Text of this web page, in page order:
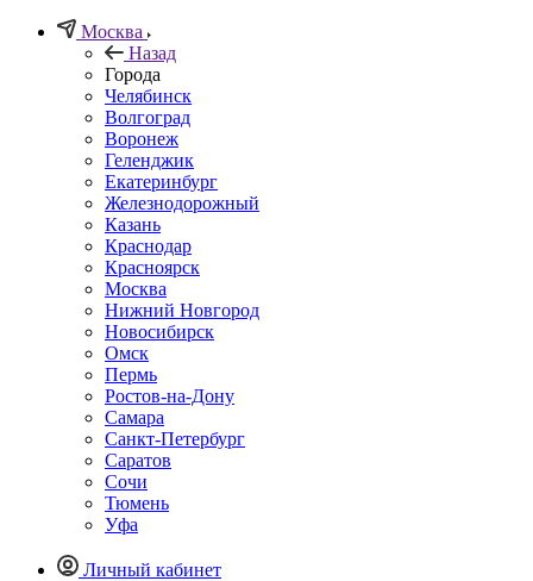
Москва
Назад
Города
Челябинск
Волгоград
Воронеж
Геленджик
Екатеринбург
Железнодорожный
Казань
Краснодар
Красноярск
Москва
Нижний Новгород
Новосибирск
Омск
Пермь
Ростов-на-Дону
Самара
Санкт-Петербург
Саратов
Сочи
Тюмень
Уфа
Личный кабинет